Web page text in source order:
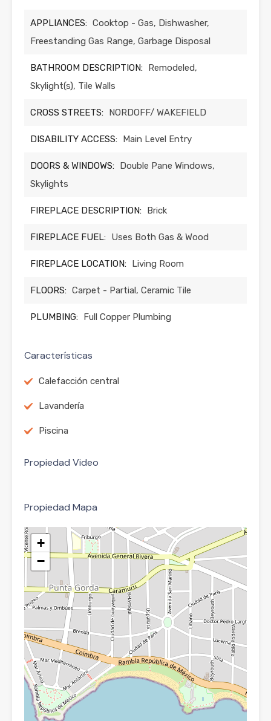
APPLIANCES: Cooktop - Gas, Dishwasher,
Freestanding Gas Range, Garbage Disposal
BATHROOM DESCRIPTION:
Remodeled,
Skylight(s), Tile Walls
CROSS STREETS: NORDOFF/ WAKEFIELD
DISABILITY ACCESS: Main Level Entry
DOORS & WINDOWS:
Double Pane Windows,
Skylights
FIREPLACE DESCRIPTION: Brick
FIREPLACE FUEL: Uses Both Gas & Wood
FIREPLACE LOCATION: Living Room
FLOORS: Carpet - Partial, Ceramic Tile
PLUMBING: Full Copper Plumbing
Características
Calefacción central
Lavandería
Piscina
Propiedad Video
Propiedad Mapa
+
−